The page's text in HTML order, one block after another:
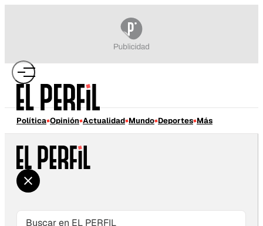
Política Opinión Actualidad Mundo Deportes Más